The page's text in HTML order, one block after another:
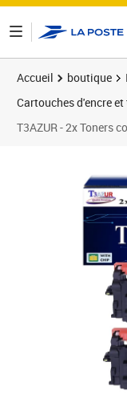
Accueil boutique
Cartouches d'encre
T3AZUR - 2x Toners